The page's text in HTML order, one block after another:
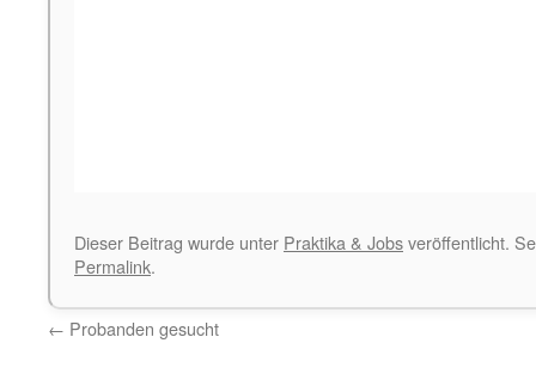
Dieser Beitrag wurde unter Praktika & Jobsveröffentlicht.
Permalink.
← Probanden gesucht